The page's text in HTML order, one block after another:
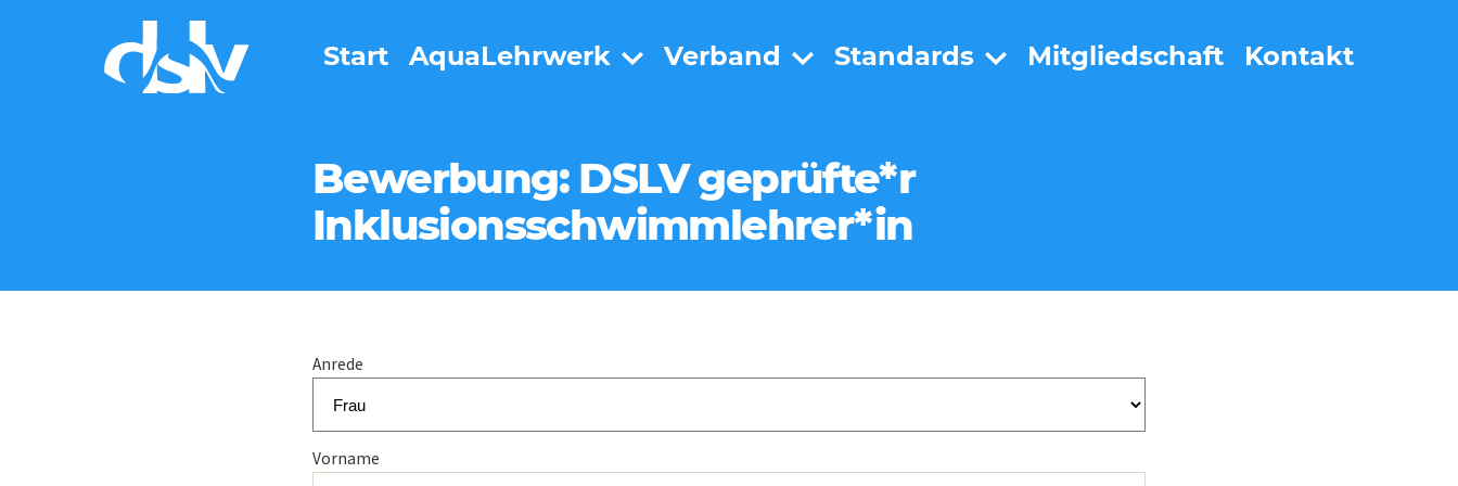
Start AquaLehrwerk Verband Standards Mitgliedschaft Kontakt
Bewerbung: DSLV geprüfte*r
Inklusionsschwimmlehrer*in
Anrede
Vorname